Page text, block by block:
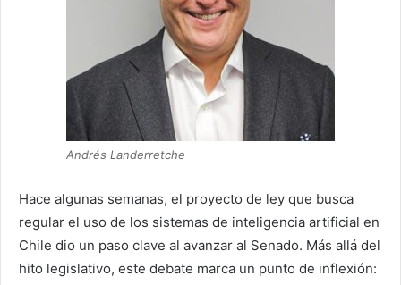
Andrés Landerretche
Hace algunas semanas, el proyecto de ley que busca
regular el uso de los sistemas de inteligencia artificial en
Chile dio un paso clave al avanzar al Senado. Más allá del
hito legislativo, este debate marca un punto de inflexión: